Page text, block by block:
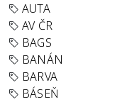
AUTA
AV ČR
BAGS
BANÁN
BARVA
BÁSEŇ